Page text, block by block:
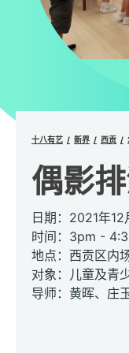
十八有艺 新界 西贡
偶影
日期：2021年
时间：3pm -
地点：西贡区内
对象：儿童及青
导师：黄晖、庄